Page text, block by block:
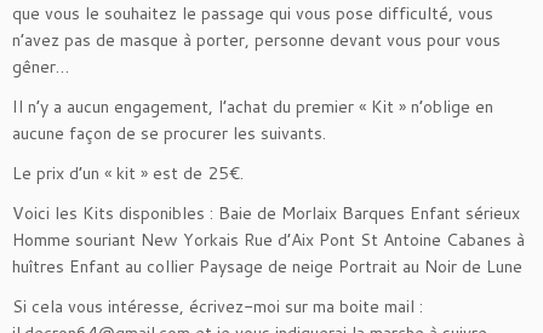
que vous le souhaitez le passage qui vous pose difficulté, vous
n’avez pas de masque à porter, personne devant vous pour vous
gêner…
Il n’y a aucun engagement, l’achat du premier « Kit » n’oblige en
aucune façon de se procurer les suivants.
Le prix d’un « kit » est de 25€.
Voici les Kits disponibles : Baie de Morlaix Barques Enfant sérieux
Homme souriant New Yorkais Rue d’Aix Pont St Antoine Cabanes à
huîtres Enfant au collier Paysage de neige Portrait au Noir de Lune
Si cela vous intéresse, écrivez-moi sur ma boite mail :